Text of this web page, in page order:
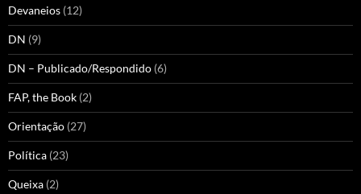
Devaneios (12)
DN (9)
DN – Publicado/Respondido (6)
FAP, the Book (2)
Orientação (27)
Política (23)
Queixa (2)